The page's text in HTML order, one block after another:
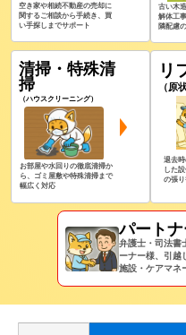
空き家や相続不動産の売却に
関するご相談から手続き、買
い手探しまでサポート
古い木
解体工
隣配慮
清掃・特殊清
掃
（ハウスクリーニング）
お部屋や水回りの徹底清掃か
ら、ゴミ屋敷や特殊清掃まで
幅広く対応
リ
（原
退去
した
の張
パート
弁護士・司法書
ーナー様、引越
施設・ケアマネ